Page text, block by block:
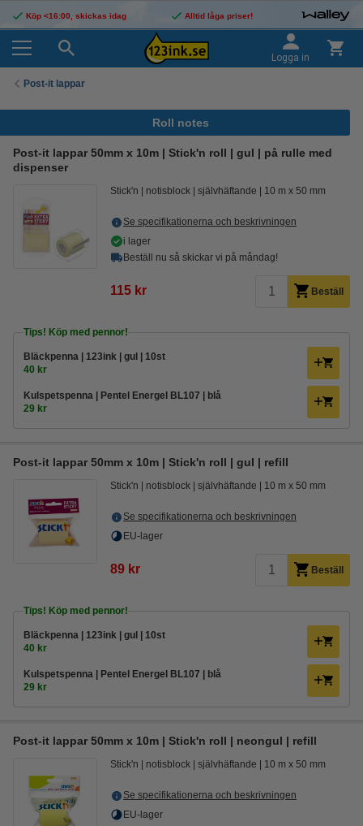
Köp <16:00, skickas idag Alltid låga priser!
Logga in
Post-it lappar
Roll notes
Post-it lappar 50mm x 10m | Stick'n roll | gul | på rulle med
dispenser
Stick'n notisblock självhäftande 10 m x 50 mm
Se specifikationerna och beskrivningen
i lager
Beställ nu så skickar vi på måndag!
115 kr Beställ
Tips! Köp med pennor!
Bläckpenna | 123ink | gul | 10st
40 kr
Kulspetspenna | Pentel Energel BL107 | blå
29 kr
Post-it lappar 50mm x 10m | Stick'n roll | gul | refill
Stick'n notisblock självhäftande 10 m x 50 mm
Se specifikationerna och beskrivningen
EU-lager
89 kr Beställ
Tips! Köp med pennor!
Bläckpenna | 123ink | gul | 10st
40 kr
Kulspetspenna | Pentel Energel BL107 | blå
29 kr
Post-it lappar 50mm x 10m | Stick'n roll | neongul | refill
Stick'n notisblock självhäftande 10 m x 50 mm
Se specifikationerna och beskrivningen
EU-lager